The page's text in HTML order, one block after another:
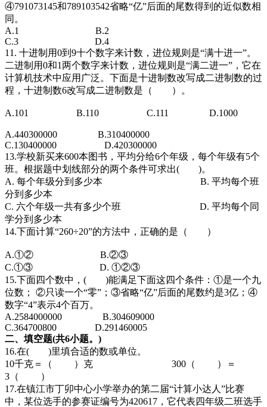
④791073145和789103542省略“亿”后面的尾数得到的近似数相
同。
A.1 B.2
C.3 D.4
11. 十进制用0到9十个数字来计数，进位规则是“满十进一”。
二进制用0和1两个数字来计数，进位规则是“满二进一”，它在
计算机技术中应用广泛。下面是十进制数改写成二进制数的过
程，十进制数6改写成二进制数是（ ）。
A.101 B.110 C.111 D.1000
A.440300000 B.310400000
C.130400000 D.420300000
13.学校新买来600本图书，平均分给6个年级，每个年级有5个
班。根据题中划线部分的两个条件可求出( )。
A. 每个年级分到多少本 B. 平均每个班
分到多少本
C. 六个年级一共有多少个班 D. 平均每个同
学分到多少本
14.下面计算“260÷20”的方法中，正确的是（ ）
A.①② B.②③
C.①③ D. ①②③
15.下面四个数中，( )能满足下面这四个条件：①是一个九
位数； ②只读一个“零”；③省略“亿”后面的尾数约是3亿；④
数字“4”表示4个百万。
A.2584000000 B.304609000
C.364700800 D.291460005
二、填空题(共6小题。)
16.在( )里填合适的数或单位。
10千克＝（ ）克 300（ ）＝
3（ ）
17.在镇江市丁卯中心小学举办的第二届“计算小达人”比赛
中，某位选手的参赛证编号为420617，它代表四年级二班选手